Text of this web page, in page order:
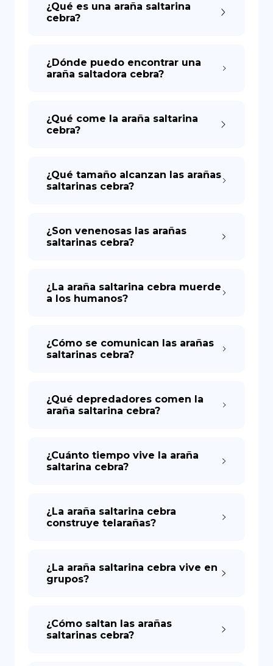
¿Qué es una araña saltarina
cebra?
¿Dónde puedo encontrar una
araña saltadora cebra?
¿Qué come la araña saltarina
cebra?
¿Qué tamaño alcanzan las arañas
saltarinas cebra?
¿Son venenosas las arañas
saltarinas cebra?
¿La araña saltarina cebra muerde
a los humanos?
¿Cómo se comunican las arañas
saltarinas cebra?
¿Qué depredadores comen la
araña saltarina cebra?
¿Cuánto tiempo vive la araña
saltarina cebra?
¿La araña saltarina cebra
construye telarañas?
¿La araña saltarina cebra vive en
grupos?
¿Cómo saltan las arañas
saltarinas cebra?